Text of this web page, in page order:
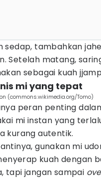
sedap, tambahkan
Setelah matang,
sebagai kuah
mi yang tepat
(commons.wikimedia.org/Tomo)
peran penting
mi instan yang
kurang autentik.
gunakan mi
kuah dengan
tapi jangan sampai